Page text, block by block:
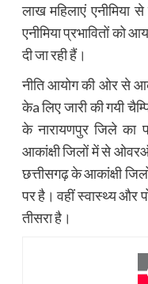
लाख महिलाएं
एनीमिया प्रभावितों को
दी जा रही हैं।
नीति आयोग की ओर से
केa लिए जारी की गयी
के नारायणपुर जिले का
आकांक्षी जिलों में से
छत्तीसगढ़ के आकांक्षी
पर है। वहीं स्वास्थ्य और
तीसरा है।